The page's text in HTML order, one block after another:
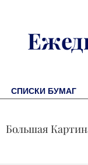
СПИСКИ БУМАГ
Большая